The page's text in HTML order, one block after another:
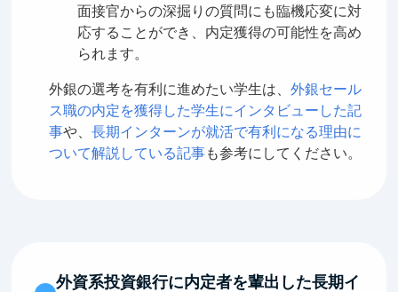
面接官からの深掘りの質問にも臨機応変に対
応することができ、内定獲得の可能性を高め
られます。
外銀の選考を有利に進めたい学生は、 外銀セール
ス職の内定を獲得した学生にインタビューした記
事や、 長期インターンが就活で有利になる理由に
ついて解説している記事も参考にしてください。
外資系投資銀行に内定者を輩出した長期イ